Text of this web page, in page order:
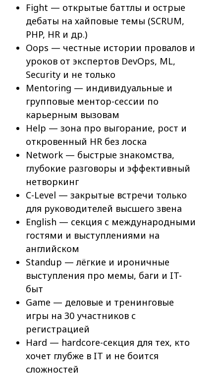
Fight — открытые баттлы и острые
дебаты на хайповые темы (SCRUM,
PHP, HR и др.)
Oops — честные истории провалов и
уроков от экспертов DevOps, ML,
Security и не только
Mentoring — индивидуальные и
групповые ментор-сессии по
карьерным вызовам
Help — зона про выгорание, рост и
откровенный HR без лоска
Network — быстрые знакомства,
глубокие разговоры и эффективный
нетворкинг
C-Level — закрытые встречи только
для руководителей высшего звена
English — секция с международными
гостями и выступлениями на
английском
Standup — лёгкие и ироничные
выступления про мемы, баги и IT-
быт
Game — деловые и тренинговые
игры на 30 участников с
регистрацией
Hard — hardcore-секция для тех, кто
хочет глубже в IT и не боится
сложностей